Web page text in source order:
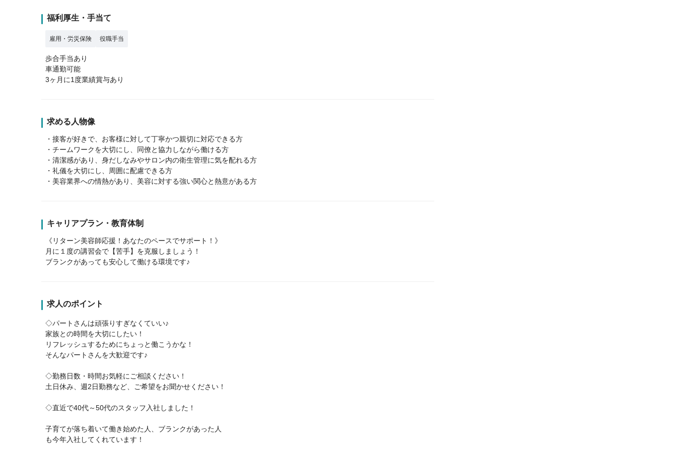
福利厚生・手当て
雇用・労災保険 役職手当
歩合手当あり
車通勤可能
3ヶ月に1度業績賞与あり
求める人物像
・接客が好きで、お客様に対して丁寧かつ親切に対応できる方
・チームワークを大切にし、同僚と協力しながら働ける方
・清潔感があり、身だしなみやサロン内の衛生管理に気を配れる方
・礼儀を大切にし、周囲に配慮できる方
・美容業界への情熱があり、美容に対する強い関心と熱意がある方
キャリアプラン・教育体制
《リターン美容師応援！あなたのペースでサポート！》
月に１度の講習会で【苦手】を克服しましょう！
ブランクがあっても安心して働ける環境です♪
求人のポイント
◇パートさんは頑張りすぎなくていい♪
家族との時間を大切にしたい！
リフレッシュするためにちょっと働こうかな！
そんなパートさんを大歓迎です♪
◇勤務日数・時間お気軽にご相談ください！
土日休み、週2日勤務など、ご希望をお聞かせください！
◇直近で40代～50代のスタッフ入社しました！
子育てが落ち着いて働き始めた人、ブランクがあった人
も今年入社してくれています！